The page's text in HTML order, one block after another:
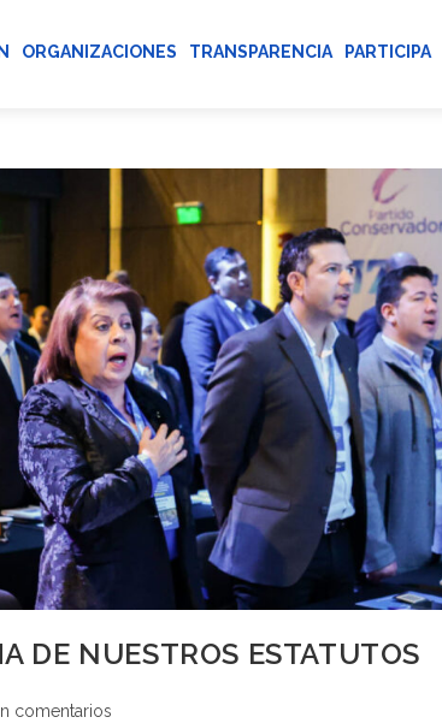
ORGANIZACIONES TRANSPARENCIA PARTICIPA
DE NUESTROS ESTATUTOS
comentarios